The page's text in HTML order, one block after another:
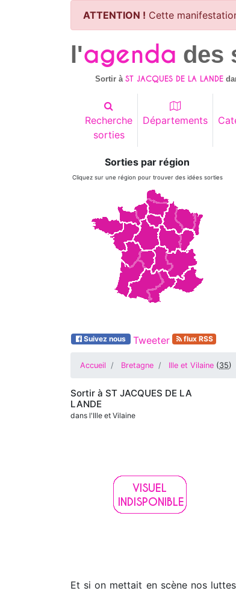
ATTENTION ! Cette
l'agenda des
Sortir àST JACQUES DE LA LANDE
Recherche
sorties
Départements
Sorties par région
Cliquez sur une région pour trouver des idées sorties
Suivez nous Tweeter flux RSS
Accueil Bretagne Ille et Vilaine (35)
Sortir à ST JACQUES DE LA
LANDE
dans l'Ille et Vilaine
Et si on mettait en scène nos